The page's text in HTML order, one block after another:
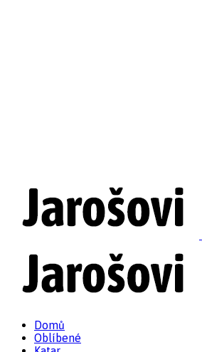
Domů
Oblíbené